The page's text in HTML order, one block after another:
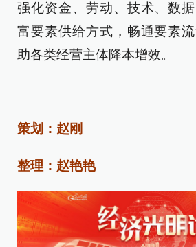
强化资金、劳动、技术、数
富要素供给方式，畅通要素
助各类经营主体降本增效。
策划：赵刚
整理：赵艳艳